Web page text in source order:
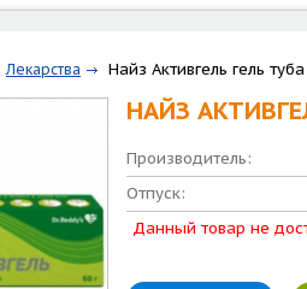
Лекарства Найз Активгель гель
НАЙЗ
Производитель:
Отпуск:
Данный товар не